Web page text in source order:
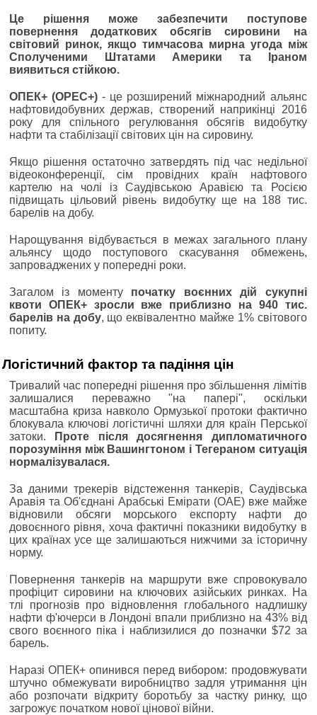
Це рішення може забезпечити поступове
повернення додаткових обсягів сировини на
світовий ринок, якщо тимчасова мирна угода між
Сполученими Штатами Америки та Іраном
виявиться стійкою.
ОПЕК+ (OPEC+) - це розширений міжнародний альянс
нафтовидобувних держав, створений наприкінці 2016
року для спільного регулювання обсягів видобутку
нафти та стабілізації світових цін на сировину.
Якщо рішення остаточно затвердять під час недільної
відеоконференції, сім провідних країн нафтового
картелю на чолі із Саудівською Аравією та Росією
підвищать цільовий рівень видобутку ще на 188 тис.
барелів на добу.
Нарощування відбувається в межах загального плану
альянсу щодо поступового скасування обмежень,
запроваджених у попередні роки.
Загалом із моменту початку воєнних дій сукупні
квоти ОПЕК+ зросли вже приблизно на 940 тис.
барелів на добу, що еквівалентно майже 1% світового
попиту.
Логістичний фактор та падіння цін
Тривалий час попередні рішення про збільшення лімітів
залишалися переважно "на папері", оскільки
масштабна криза навколо Ормузької протоки фактично
блокувала ключові логістичні шляхи для країн Перської
затоки.
Проте після досягнення дипломатичного
порозуміння між Вашингтоном і Тегераном ситуація
нормалізувалася.
За даними трекерів відстеження танкерів, Саудівська
Аравія та Об'єднані Арабські Емірати (ОАЕ) вже майже
відновили обсяги морського експорту нафти до
довоєнного рівня, хоча фактичні показники видобутку в
цих країнах усе ще залишаються нижчими за історичну
норму.
Повернення танкерів на маршрути вже спровокувало
профіцит сировини на ключових азійських ринках. На
тлі прогнозів про відновлення глобального надлишку
нафти ф'ючерси в Лондоні впали приблизно на 43% від
свого воєнного піка і наблизилися до позначки $72 за
барель.
Наразі ОПЕК+ опинився перед вибором: продовжувати
штучно обмежувати виробництво задля утримання цін
або розпочати відкриту боротьбу за частку ринку, що
загрожує початком нової цінової війни.